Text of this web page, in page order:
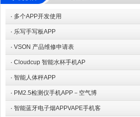
· 多个APP开发使用
· 乐写手写板APP
· VSON 产品维修申请表
· Cloudcup 智能水杯手机AP
· 智能人体秤APP
· PM2.5检测仪手机APP－空气博
· 智能蓝牙电子烟APPVAPE手机客